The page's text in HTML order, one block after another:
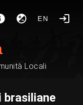
EN
Locali
brasiliane